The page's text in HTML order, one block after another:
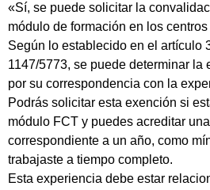
«Sí, se puede solicitar la
módulo de formación en los
Según lo establecido en el artículo
1147/5773, se puede determinar la
por su correspondencia con la
Podrás solicitar esta exención si
módulo FCT y puedes acreditar
correspondiente a un año, como
trabajaste a tiempo completo.
Esta experiencia debe estar